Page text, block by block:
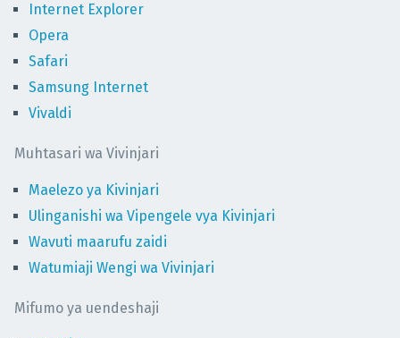
Internet Explorer
Opera
Safari
Samsung Internet
Vivaldi
Muhtasari wa Vivinjari
Maelezo ya Kivinjari
Ulinganishi wa Vipengele vya Kivinjari
Wavuti maarufu zaidi
Watumiaji Wengi wa Vivinjari
Mifumo ya uendeshaji